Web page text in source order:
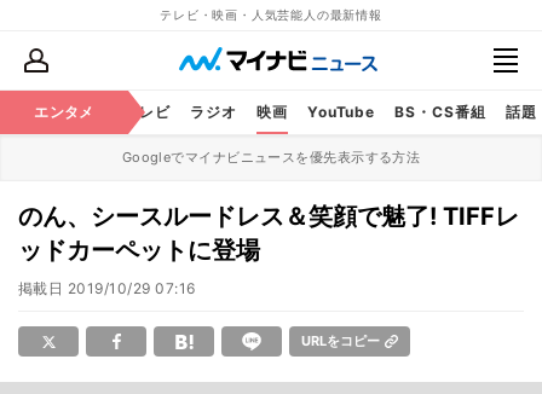
テレビ・映画・人気芸能人の最新情報
エンタメ
芸能 テレビ ラジオ 映画 YouTube BS・CS番組 話題
Googleでマイナビニュースを優先表示する方法
のん、シースルードレス＆笑顔で魅了! TIFFレ
ッドカーペットに登場
掲載日 2019/10/29 07:16
URLをコピー